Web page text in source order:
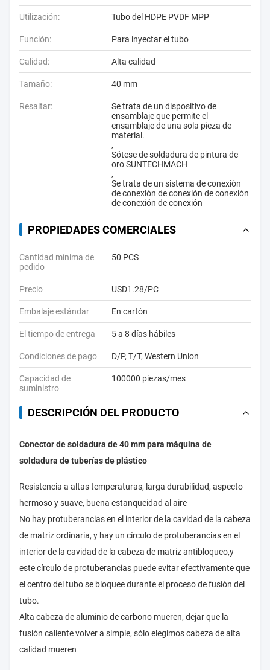
Utilización: Tubo del HDPE PVDF MPP
Función: Para inyectar el tubo
Calidad: Alta calidad
Tamaño: 40 mm
Resaltar:
Se trata de un dispositivo de
ensamblaje que permite el
ensamblaje de una sola pieza de
material.
,
Sótese de soldadura de pintura de
oro SUNTECHMACH
,
Se trata de un sistema de conexión
de conexión de conexión de conexión
de conexión de conexión
PROPIEDADES COMERCIALES
Cantidad mínima de
pedido
50 PCS
Precio USD1.28/PC
Embalaje estándar En cartón
El tiempo de entrega 5 a 8 días hábiles
Condiciones de pago D/P, T/T, Western Union
Capacidad de
suministro
100000 piezas/mes
DESCRIPCIÓN DEL PRODUCTO
Conector de soldadura de 40 mm para máquina de
soldadura de tuberías de plástico
Resistencia a altas temperaturas, larga durabilidad, aspecto
hermoso y suave, buena estanqueidad al aire
No hay protuberancias en el interior de la cavidad de la cabeza
de matriz ordinaria, y hay un círculo de protuberancias en el
interior de la cavidad de la cabeza de matriz antibloqueo,y
este círculo de protuberancias puede evitar efectivamente que
el centro del tubo se bloquee durante el proceso de fusión del
tubo.
Alta cabeza de aluminio de carbono mueren, dejar que la
fusión caliente volver a simple, sólo elegimos cabeza de alta
calidad mueren